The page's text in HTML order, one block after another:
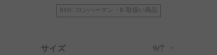
RHC ロンハーマン・R 取扱い商品
サイズ 9/7